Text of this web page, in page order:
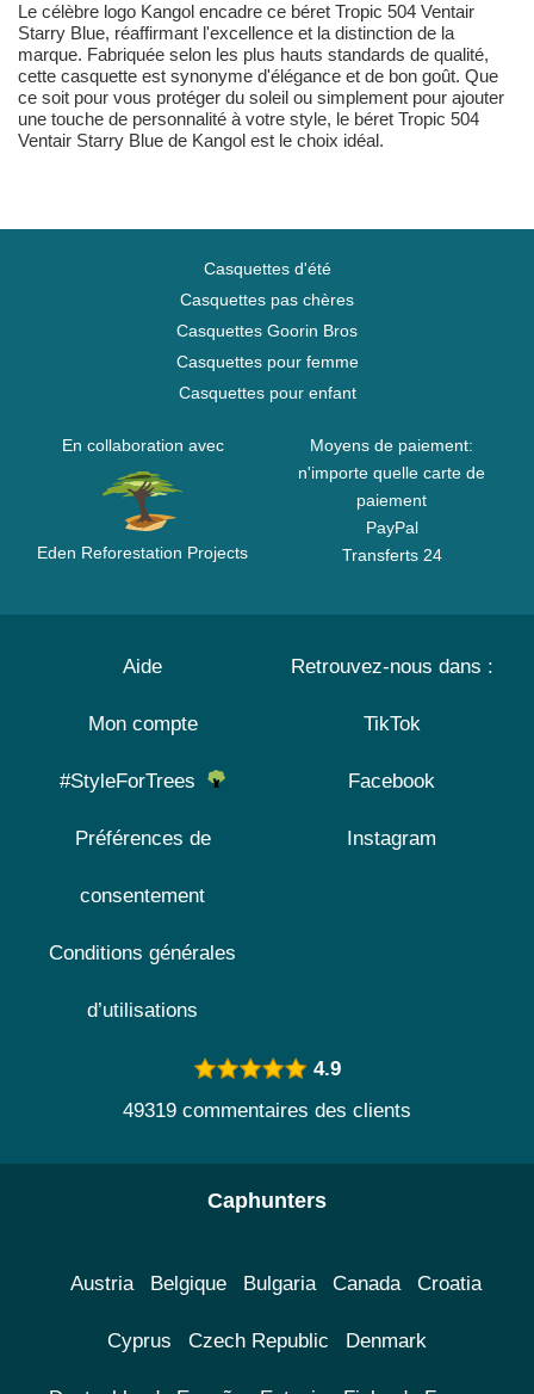
Le célèbre logo Kangol encadre ce béret Tropic 504 Ventair
Starry Blue, réaffirmant l'excellence et la distinction de la
marque. Fabriquée selon les plus hauts standards de qualité,
cette casquette est synonyme d'élégance et de bon goût. Que
ce soit pour vous protéger du soleil ou simplement pour ajouter
une touche de personnalité à votre style, le béret Tropic 504
Ventair Starry Blue de Kangol est le choix idéal.
Casquettes d'été
Casquettes pas chères
Casquettes Goorin Bros
Casquettes pour femme
Casquettes pour enfant
En collaboration avec
Eden Reforestation Projects
Moyens de paiement:
n'importe quelle carte de
paiement
PayPal
Transferts 24
Aide
Mon compte
#StyleForTrees
Préférences de
consentement
Conditions générales
d’utilisations
Retrouvez-nous dans :
TikTok
Facebook
Instagram
4.9
49319 commentaires des clients
Caphunters
Austria Belgique Bulgaria Canada Croatia
Cyprus Czech Republic Denmark